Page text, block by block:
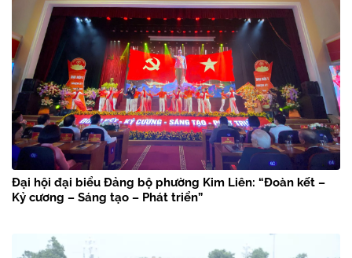
Đại hội đại biểu Đảng bộ phường Kim Liên: “Đoàn kết –
Kỷ cương – Sáng tạo – Phát triển”